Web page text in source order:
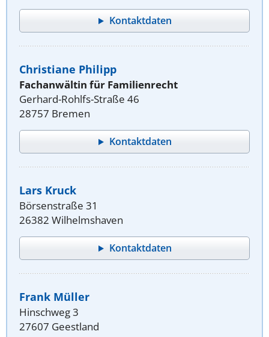
Kontaktdaten
Christiane Philipp
Fachanwältin für Familienrecht
Gerhard-Rohlfs-Straße 46
28757 Bremen
Kontaktdaten
Lars Kruck
Börsenstraße 31
26382 Wilhelmshaven
Kontaktdaten
Frank Müller
Hinschweg 3
27607 Geestland